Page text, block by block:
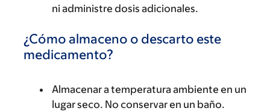
ni administre dosis adicionales.
¿Cómo almaceno o descarto este
medicamento?
Almacenar a temperatura ambiente en un
lugar seco. No conservar en un baño.